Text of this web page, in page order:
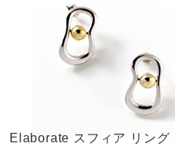
Elaborate スフィア リング